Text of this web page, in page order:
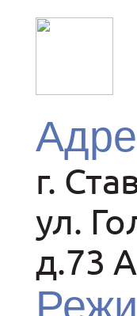
г.
ул.
д.73 A